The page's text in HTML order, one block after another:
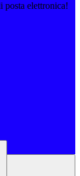
posta elettronica!